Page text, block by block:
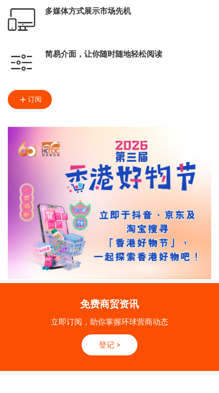
多媒体方式展示市场先机
简易介面，让你随时随地轻松阅读
订阅
免费商贸资讯
立即订阅，助你掌握环球营商动态
登记 >